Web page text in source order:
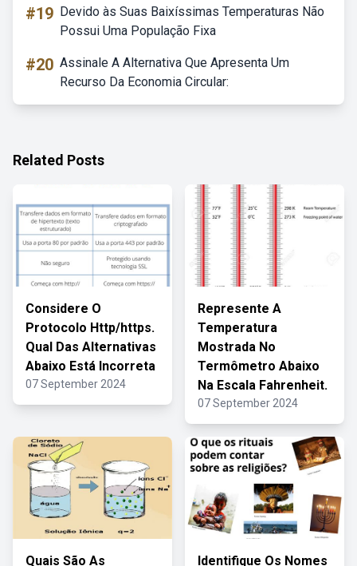
#19 Devido às Suas Baixíssimas Temperaturas Não
Possui Uma População Fixa
#20 Assinale A Alternativa Que Apresenta Um
Recurso Da Economia Circular:
Related Posts
Considere O
Protocolo Http/https.
Qual Das Alternativas
Abaixo Está Incorreta
07 September 2024
Represente A
Temperatura
Mostrada No
Termômetro Abaixo
Na Escala Fahrenheit.
07 September 2024
Quais São As Identifique Os Nomes